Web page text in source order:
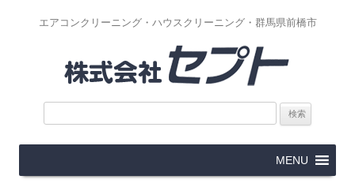
エアコンクリーニング・ハウスクリーニング・群馬県前橋市
検
MENU